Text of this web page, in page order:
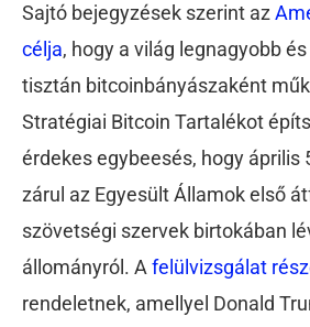
Sajtó bejegyzések szerint az
célja, hogy a világ legnagyobb
tisztán bitcoinbányászaként
Stratégiai Bitcoin Tartalékot
érdekes egybeesés, hogy április
zárul az Egyesült Államok első
szövetségi szervek birtokában
állományról. A felülvizsgálat
rendeletnek, amellyel Donald